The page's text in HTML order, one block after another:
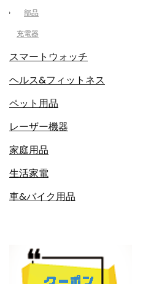
部品
充電器
スマートウォッチ
ヘルス&フィットネス
ペット用品
レーザー機器
家庭用品
生活家電
車&バイク用品